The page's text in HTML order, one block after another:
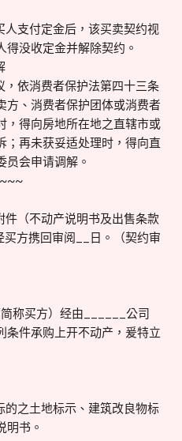
支付定金后，该买卖契约视
得没收定金并解除契约。
依消费者保护法第四十三条
方、消费者保护团体或消费者
，得向房地所在地之直辖市或
；再未获妥适处理时，得向直
员会申请调解。
（不动产说明书及出售条款
方携回审阅__日。（契约审
买方）经由______公司
条件承购上开不动产，爰特立
之土地标示、建筑改良物标
明书。